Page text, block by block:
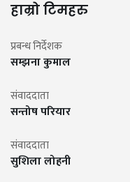
हाम्रो टिमहरु
प्रबन्ध निर्देशक
सम्झना कुमाल
संवाददाता
सन्तोष परियार
संवाददाता
सुशिला लोहनी